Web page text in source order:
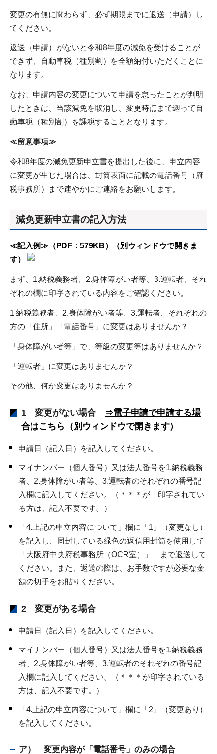
変更の有無に関わらず、必ず期限までに返送（申請）し
てください。
返送（申請）がないと令和8年度の減免を受けることが
できず、自動車税（種別割）を全額納付いただくことに
なります。
なお、申請内容の変更について申請を怠ったことが判明
したときは、当該減免を取消し、変更時点まで遡って自
動車税（種別割）を課税することとなります。
≪留意事項≫
令和8年度の減免更新申立書を提出した後に、申立内容
に変更が生じた場合は、封筒表面に記載の電話番号（府
税事務所）まで速やかにご連絡をお願いします。
減免更新申立書の記入方法
≪記入例≫（PDF：579KB）（別ウィンドウで開きま
す）
まず、1.納税義務者、2.身体障がい者等、3.運転者、それ
ぞれの欄に印字されている内容をご確認ください。
1.納税義務者、2.身体障がい者等、3.運転者、それぞれの
方の「住所」「電話番号」に変更はありませんか？
「身体障がい者等」で、等級の変更等はありませんか？
「運転者」に変更はありませんか？
その他、何か変更はありませんか？
1 変更がない場合
⇒電子申請で申請する場
合はこちら（別ウィンドウで開きます）
申請日（記入日）を記入してください。
マイナンバー（個人番号）又は法人番号を1.納税義務
者、2.身体障がい者等、3.運転者のそれぞれの番号記
入欄に記入してください。（＊＊＊が 印字されてい
る方は、記入不要です。）
「4.上記の申立内容について」欄に「1」（変更なし）
を記入し、同封している緑色の返信用封筒を使用して
「大阪府中央府税事務所（OCR室）」 まで返送して
ください。また、返送の際は、お手数ですが必要な金
額の切手をお貼りください。
2 変更がある場合
申請日（記入日）を記入してください。
マイナンバー（個人番号）又は法人番号を1.納税義務
者、2.身体障がい者等、3.運転者のそれぞれの番号記
入欄に記入してください。（＊＊＊が印字されている
方は、記入不要です。）
「4.上記の申立内容について」欄に「2」（変更あり）
を記入してください。
ア） 変更内容が「電話番号」のみの場合